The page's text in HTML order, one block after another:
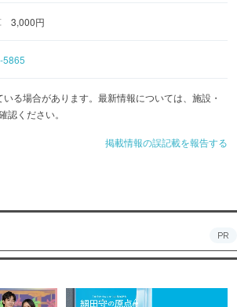
3,000円
5865
る場合があります。最新情報については、施設・
認ください。
掲載情報の誤記載を報告する
PR